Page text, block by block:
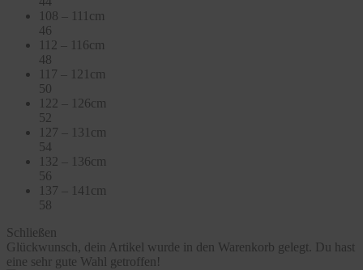
108 – 111cm
46
112 – 116cm
48
117 – 121cm
50
122 – 126cm
52
127 – 131cm
54
132 – 136cm
56
137 – 141cm
58
Schließen
Glückwunsch, dein Artikel wurde in den Warenkorb gelegt. Du hast
eine sehr gute Wahl getroffen!